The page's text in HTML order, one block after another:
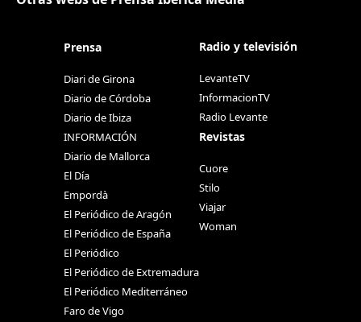
Prensa
Diari de Girona
Diario de Córdoba
Diario de Ibiza
INFORMACIÓN
Diario de Mallorca
El Día
Empordà
El Periódico de Aragón
El Periódico de España
El Periódico
El Periódico de Extremadura
El Periódico Mediterráneo
Faro de Vigo
Radio y televisión
LevanteTV
InformacionTV
Radio Levante
Revistas
Cuore
Stilo
Viajar
Woman